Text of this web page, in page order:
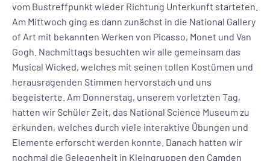
vom Bustreffpunkt wieder Richtung Unterkunft starteten.
Am Mittwoch ging es dann zunächst in die National Gallery
of Art mit bekannten Werken von Picasso, Monet und Van
Gogh. Nachmittags besuchten wir alle gemeinsam das
Musical Wicked, welches mit seinen tollen Kostümen und
herausragenden Stimmen hervorstach und uns
begeisterte. Am Donnerstag, unserem vorletzten Tag,
hatten wir Schüler Zeit, das National Science Museum zu
erkunden, welches durch viele interaktive Übungen und
Elemente erforscht werden konnte. Danach hatten wir
nochmal die Gelegenheit in Kleingruppen den Camden